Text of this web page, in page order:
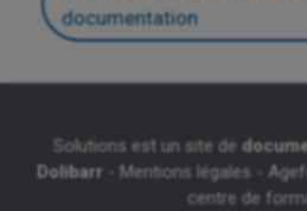
documentation
Solutions est un site de
Dolibarr - Mentions légales -
centre de